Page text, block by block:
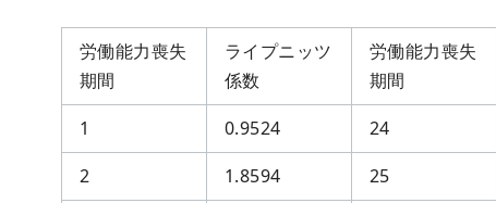
労働能力喪失
期間
ライプニッツ
係数
労働能力喪失
期間
1
0.9524 24
2
1.8594 25